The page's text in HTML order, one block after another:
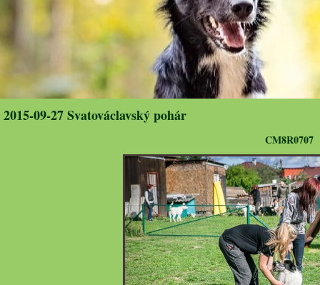
2015-09-27 Svatováclavský pohár
CM8R0707